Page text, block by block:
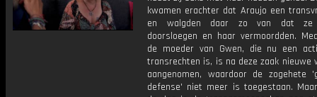
kwamen erachter dat Araujo een
en walgden daar zo van dat ze
doorsloegen en haar vermoordden.
de moeder van Gwen, die nu een
transrechten is, is na deze zaak nieuwe
aangenomen, waardoor de zogehete
defense' niet meer is toegestaan.